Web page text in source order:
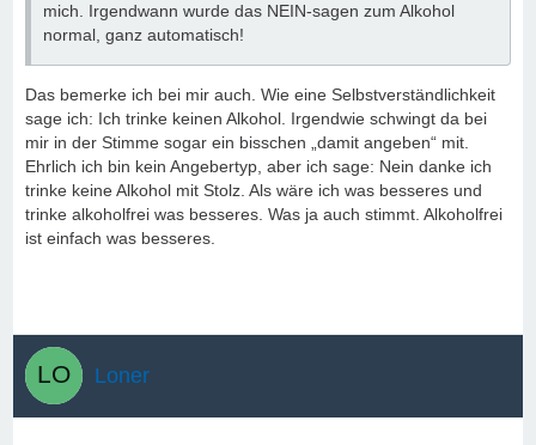
mich. Irgendwann wurde das NEIN-sagen zum Alkohol
normal, ganz automatisch!
Das bemerke ich bei mir auch. Wie eine Selbstverständlichkeit
sage ich: Ich trinke keinen Alkohol. Irgendwie schwingt da bei
mir in der Stimme sogar ein bisschen „damit angeben“ mit.
Ehrlich ich bin kein Angebertyp, aber ich sage: Nein danke ich
trinke keine Alkohol mit Stolz. Als wäre ich was besseres und
trinke alkoholfrei was besseres. Was ja auch stimmt. Alkoholfrei
ist einfach was besseres.
Loner